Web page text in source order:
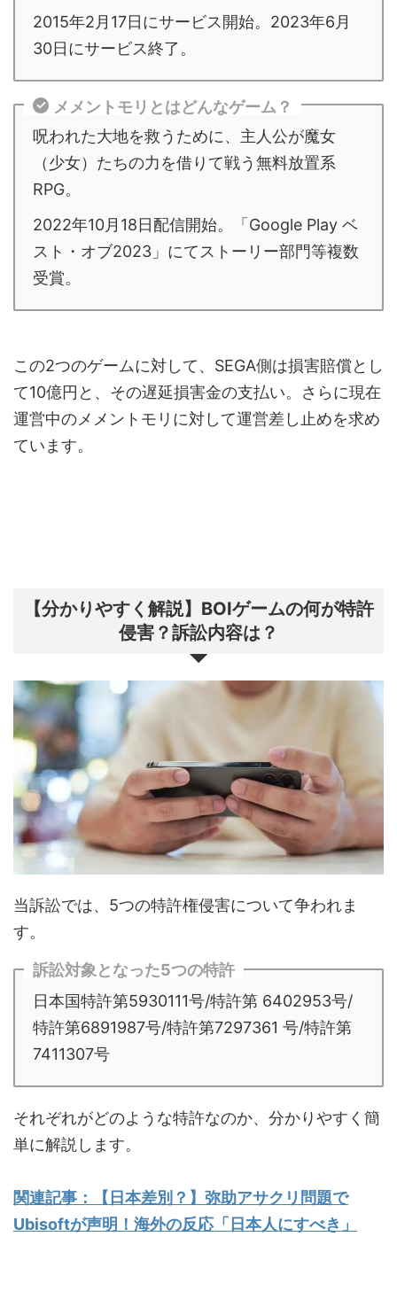
2015年2月17日にサービス開始。2023年6月
30日にサービス終了。
メメントモリとはどんなゲーム？
呪われた大地を救うために、主人公が魔女
（少女）たちの力を借りて戦う無料放置系
RPG。
2022年10月18日配信開始。「Google Play ベ
スト・オブ2023」にてストーリー部門等複数
受賞。
この2つのゲームに対して、SEGA側は損害賠償とし
て10億円と、その遅延損害金の支払い。さらに現在
運営中のメメントモリに対して運営差し止めを求め
ています。
【分かりやすく解説】BOIゲームの何が特許
侵害？訴訟内容は？
当訴訟では、5つの特許権侵害について争われま
す。
訴訟対象となった5つの特許
日本国特許第5930111号/特許第 6402953号/
特許第6891987号/特許第7297361 号/特許第
7411307号
それぞれがどのような特許なのか、分かりやすく簡
単に解説します。
関連記事：【日本差別？】弥助アサクリ問題で
Ubisoftが声明！海外の反応「日本人にすべき」